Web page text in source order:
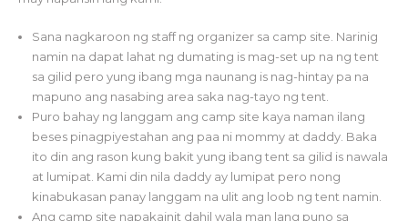
Sana nagkaroon ng staff ng organizer sa camp site. Narinig
namin na dapat lahat ng dumating is mag-set up na ng tent
sa gilid pero yung ibang mga naunang is nag-hintay pa na
mapuno ang nasabing area saka nag-tayo ng tent.
Puro bahay ng langgam ang camp site kaya naman ilang
beses pinagpiyestahan ang paa ni mommy at daddy. Baka
ito din ang rason kung bakit yung ibang tent sa gilid is nawala
at lumipat. Kami din nila daddy ay lumipat pero nong
kinabukasan panay langgam na ulit ang loob ng tent namin.
Ang camp site napakainit dahil wala man lang puno sa